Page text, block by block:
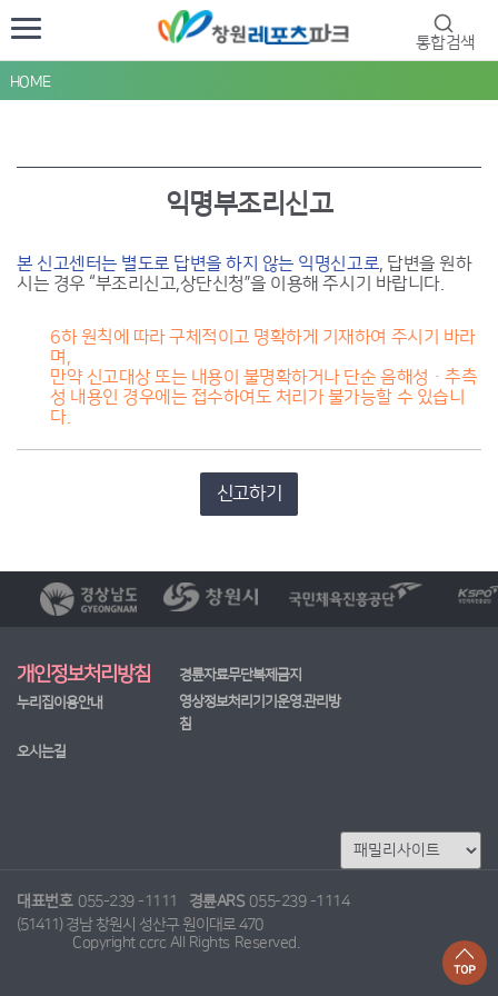
통합검색
HOME
익명부조리신고
본 신고센터는 별도로 답변을 하지 않는 익명신고로, 답변을 원하
시는 경우 “부조리신고,상단신청”을 이용해 주시기 바랍니다.
6하 원칙에 따라 구체적이고 명확하게 기재하여 주시기 바라
며,
만약 신고대상 또는 내용이 불명확하거나 단순 음해성ㆍ추측
성 내용인 경우에는 접수하여도 처리가 불가능할 수 있습니
다.
신고하기
개인정보처리방침
경륜자료무단복제금지
누리집이용안내
영상정보처리기기운영.관리방
침
오시는길
대표번호 055-239 -1111 경륜ARS 055-239 -1114
(51411) 경남 창원시 성산구 원이대로 470
Copyright ccrc All Rights Reserved.